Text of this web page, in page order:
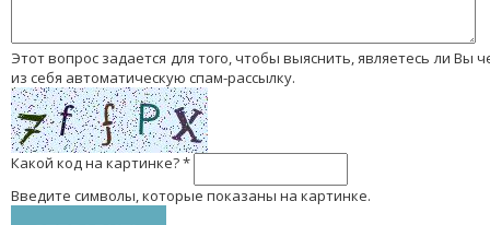
Этот вопрос задается для того, чтобы выяснить, являетесь ли Вы человеком или представляете
из себя автоматическую спам-рассылку.
Какой код на картинке?*
Введите символы, которые показаны на картинке.